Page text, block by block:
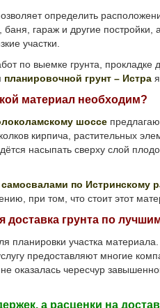
определить
баня, гараж и другие
участки.
по выемке грунта, прокладке
планировочной грунт – Истра
материал необходим?
шоссе
кирпича, растительных
насыпать сверху слой
самосвалами по Истринскому
при том, что стоит этот
доставка грунта по
участка материала.
предоставляют многие
оказалась чересчур
а расценки на